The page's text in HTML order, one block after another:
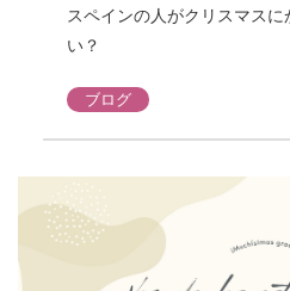
スペインの人がクリスマス
い？
ブログ